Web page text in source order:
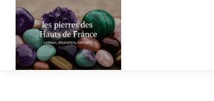
Skip
content